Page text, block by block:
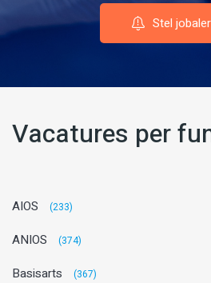
Stel
Vacatures per
AIOS (233)
ANIOS (374)
Basisarts (367)